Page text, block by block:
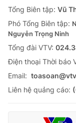
Tổng Biên tập: Vũ
Phó Tổng Biên tập:
Nguyễn Trọng Ninh
Tổng đài VTV:
Ðiện thoại Thời báo
Email:
Liên hệ quảng cáo: